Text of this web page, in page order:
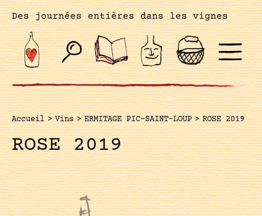
Des journées entières dans les vignes
Accueil > Vins > ERMITAGE PIC-SAINT-LOUP > ROSE 2019
ROSE 2019